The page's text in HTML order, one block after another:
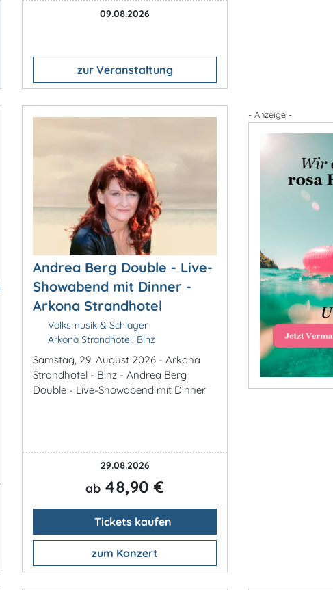
09.08.2026
zur Veranstaltung
Andrea Berg Double - Live-
Showabend mit Dinner -
Arkona Strandhotel
Volksmusik & Schlager
Arkona Strandhotel, Binz
Samstag, 29. August 2026 - Arkona
Strandhotel - Binz - Andrea Berg
Double - Live-Showabend mit Dinner
29.08.2026
ab 48,90 €
Tickets kaufen
zum Konzert
- Anzeige -